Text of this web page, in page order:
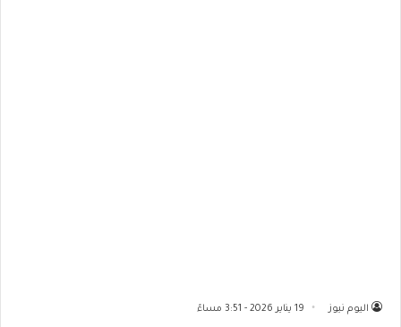
اليوم نيوز 19 يناير 2026 - 3:51 مساءً